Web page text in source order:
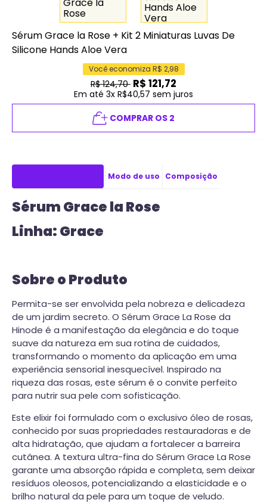
Sérum Grace la Rose + Kit 2 Miniaturas Luvas De
Silicone Hands Aloe Vera
Você economiza R$ 2,98
R$124,70 R$ 121,72
Em até 3x R$40,57 sem juros
COMPRAR OS 2
Modo de uso Composição
Sérum Grace la Rose
Linha: Grace
Sobre o Produto
Permita-se ser envolvida pela nobreza e delicadeza
de um jardim secreto. O Sérum Grace La Rose da
Hinode é a manifestação da elegância e do toque
suave da natureza em sua rotina de cuidados,
transformando o momento da aplicação em uma
experiência sensorial inesquecível. Inspirado na
riqueza das rosas, este sérum é o convite perfeito
para nutrir sua pele com sofisticação.
Este elixir foi formulado com o exclusivo óleo de rosas,
conhecido por suas propriedades restauradoras e de
alta hidratação, que ajudam a fortalecer a barreira
cutânea. A textura ultra-fina do Sérum Grace La Rose
garante uma absorção rápida e completa, sem deixar
resíduos oleosos, potencializando a elasticidade e o
brilho natural da pele para um toque de veludo.